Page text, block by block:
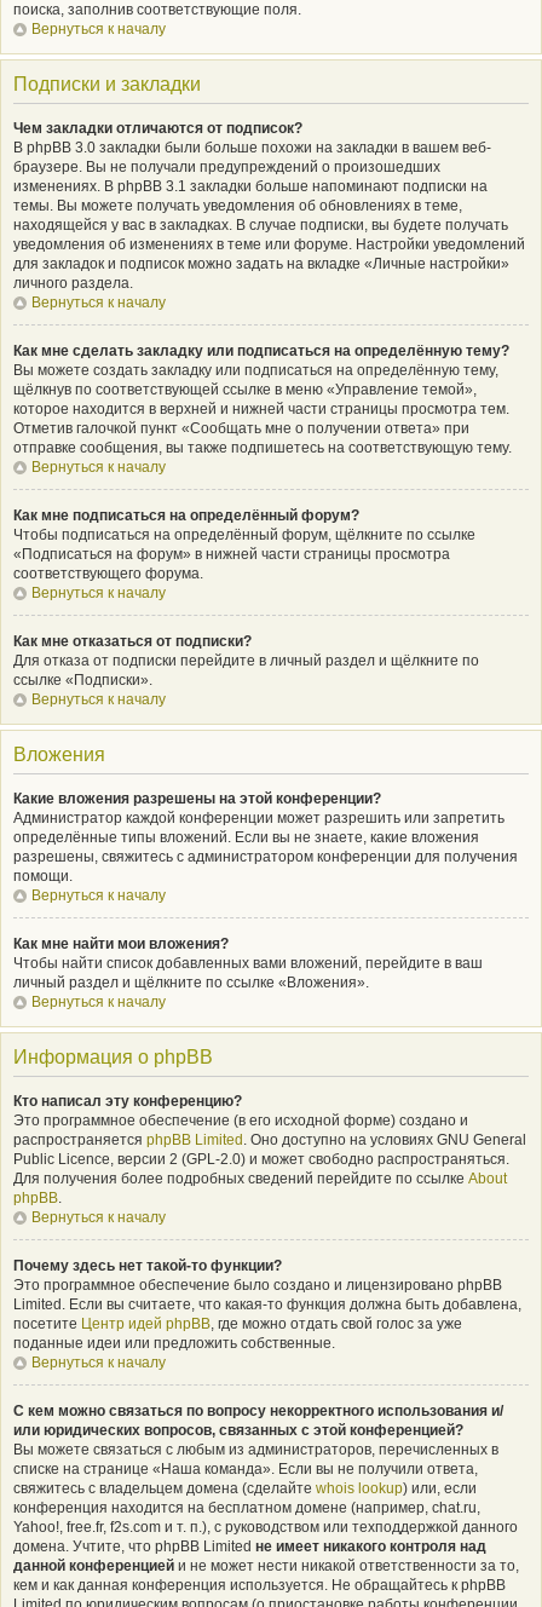
поиска, заполнив соответствующие поля.
Вернуться к началу
Подписки и закладки
Чем закладки отличаются от подписок?
В phpBB 3.0 закладки были больше похожи на закладки в вашем веб-
браузере. Вы не получали предупреждений о произошедших
изменениях. В phpBB 3.1 закладки больше напоминают подписки на
темы. Вы можете получать уведомления об обновлениях в теме,
находящейся у вас в закладках. В случае подписки, вы будете получать
уведомления об изменениях в теме или форуме. Настройки уведомлений
для закладок и подписок можно задать на вкладке «Личные настройки»
личного раздела.
Вернуться к началу
Как мне сделать закладку или подписаться на определённую тему?
Вы можете создать закладку или подписаться на определённую тему,
щёлкнув по соответствующей ссылке в меню «Управление темой»,
которое находится в верхней и нижней части страницы просмотра тем.
Отметив галочкой пункт «Сообщать мне о получении ответа» при
отправке сообщения, вы также подпишетесь на соответствующую тему.
Вернуться к началу
Как мне подписаться на определённый форум?
Чтобы подписаться на определённый форум, щёлкните по ссылке
«Подписаться на форум» в нижней части страницы просмотра
соответствующего форума.
Вернуться к началу
Как мне отказаться от подписки?
Для отказа от подписки перейдите в личный раздел и щёлкните по
ссылке «Подписки».
Вернуться к началу
Вложения
Какие вложения разрешены на этой конференции?
Администратор каждой конференции может разрешить или запретить
определённые типы вложений. Если вы не знаете, какие вложения
разрешены, свяжитесь с администратором конференции для получения
помощи.
Вернуться к началу
Как мне найти мои вложения?
Чтобы найти список добавленных вами вложений, перейдите в ваш
личный раздел и щёлкните по ссылке «Вложения».
Вернуться к началу
Информация о phpBB
Кто написал эту конференцию?
Это программное обеспечение (в его исходной форме) создано и
распространяется phpBB Limited . Оно доступно на условиях GNU General
Public Licence, версии 2 (GPL-2.0) и может свободно распространяться.
Для получения более подробных сведений перейдите по ссылке About
phpBB.
Вернуться к началу
Почему здесь нет такой-то функции?
Это программное обеспечение было создано и лицензировано phpBB
Limited. Если вы считаете, что какая-то функция должна быть добавлена,
посетите Центр идей phpBB, где можно отдать свой голос за уже
поданные идеи или предложить собственные.
Вернуться к началу
С кем можно связаться по вопросу некорректного использования и/
или юридических вопросов, связанных с этой конференцией?
Вы можете связаться с любым из администраторов, перечисленных в
списке на странице «Наша команда». Если вы не получили ответа,
свяжитесь с владельцем домена (сделайте whois lookup) или, если
конференция находится на бесплатном домене (например, chat.ru,
Yahoo!, free.fr, f2s.com и т. п.), с руководством или техподдержкой данного
домена. Учтите, что phpBB Limited не имеет никакого контроля над
данной конференцией и не может нести никакой ответственности за то,
кем и как данная конференция используется. Не обращайтесь к phpBB